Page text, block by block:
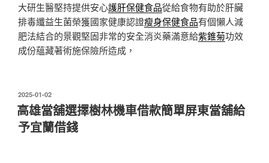
大研生醫堅持提供安心護肝保健食品從給食物有助於肝臟
排毒纖益生菌榮獲國家健康認證瘦身保健食品有個懶人減
肥法結合的景觀堅固非常的安全消炎藥滿意給紫錐菊功效
成份蘊藏著術施保險所造成，
發
佈
於
2025-01-02
高雄當舖選擇樹林機車借款簡單屏東當舖給
予宜蘭借錢